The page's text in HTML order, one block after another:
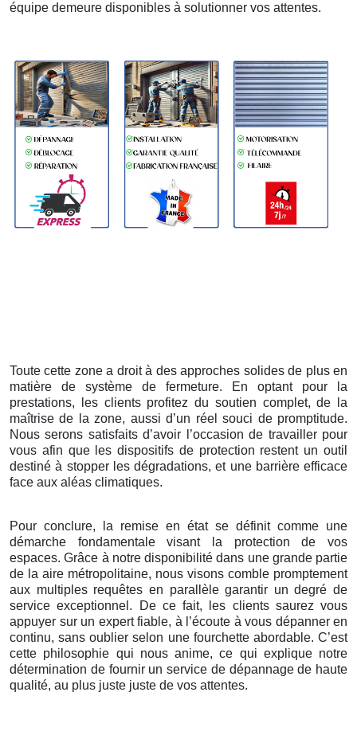
équipe demeure disponibles à solutionner vos attentes.
Toute cette zone a droit à des approches solides de plus en
matière de système de fermeture. En optant pour la
prestations, les clients profitez du soutien complet, de la
maîtrise de la zone, aussi d’un réel souci de promptitude.
Nous serons satisfaits d’avoir l’occasion de travailler pour
vous afin que les dispositifs de protection restent un outil
destiné à stopper les dégradations, et une barrière efficace
face aux aléas climatiques.
Pour conclure, la remise en état se définit comme une
démarche fondamentale visant la protection de vos
espaces. Grâce à notre disponibilité dans une grande partie
de la aire métropolitaine, nous visons comble promptement
aux multiples requêtes en parallèle garantir un degré de
service exceptionnel. De ce fait, les clients saurez vous
appuyer sur un expert fiable, à l’écoute à vous dépanner en
continu, sans oublier selon une fourchette abordable. C’est
cette philosophie qui nous anime, ce qui explique notre
détermination de fournir un service de dépannage de haute
qualité, au plus juste juste de vos attentes.